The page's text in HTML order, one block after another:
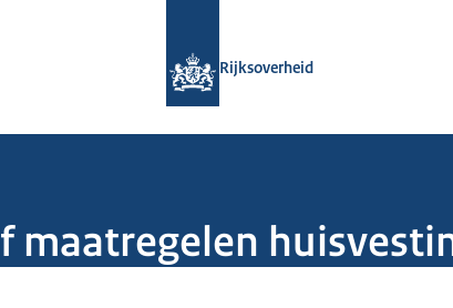
Rijksoverheid
maatregelen